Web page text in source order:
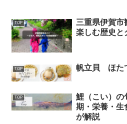
TOP
三重県伊賀市
楽しむ歴史と
TOP 帆立貝 ほた
TOP
鯉（こい）の
期・栄養・生
が解説